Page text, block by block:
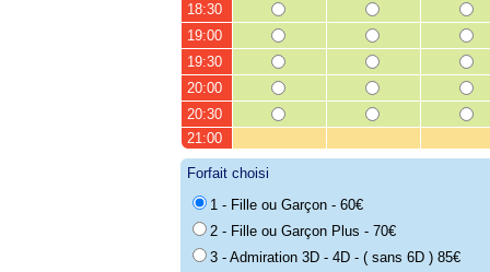
18:30
19:00
19:30
20:00
20:30
21:00
Forfait choisi
1 - Fille ou Garçon - 60€
2 - Fille ou Garçon Plus - 70€
3 - Admiration 3D - 4D - ( sans 6D ) 85€